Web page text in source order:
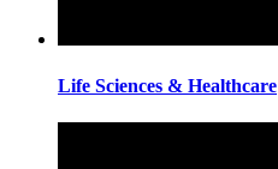
Life Sciences & Healthcare